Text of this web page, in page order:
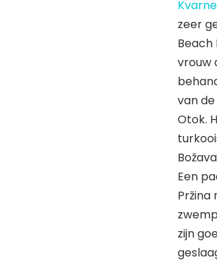
zeer
Beach
vrouw
van
Otok.
Een
Pržina
zijn